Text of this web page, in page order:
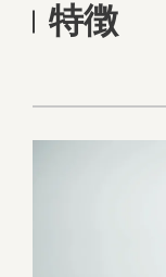
特徴